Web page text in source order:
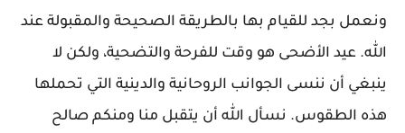
ونعمل بجد للقيام بها بالطريقة الصحيحة والمقبولة عند
الله. عيد الأضحى هو وقت للفرحة والتضحية، ولكن لا
ينبغي أن ننسى الجوانب الروحانية والدينية التي تحملها
هذه الطقوس. نسأل الله أن يتقبل منا ومنكم صالح